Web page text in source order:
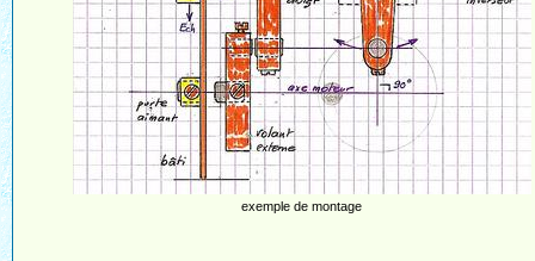
exemple de montage